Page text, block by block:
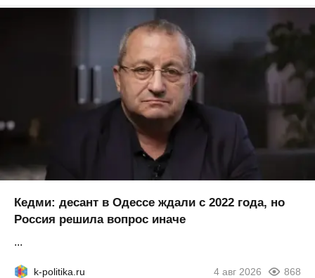
Кедми: десант в Одессе ждали с 2022 года, но
Россия решила вопрос иначе
...
k-politika.ru 4 авг 2026 868